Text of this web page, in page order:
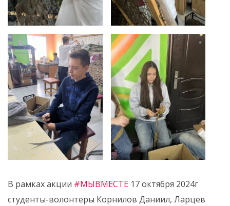
В рамках акции #МЫВМЕСТЕ 17 октября 2024г
студенты-волонтеры Корнилов Даниил, Ларцев